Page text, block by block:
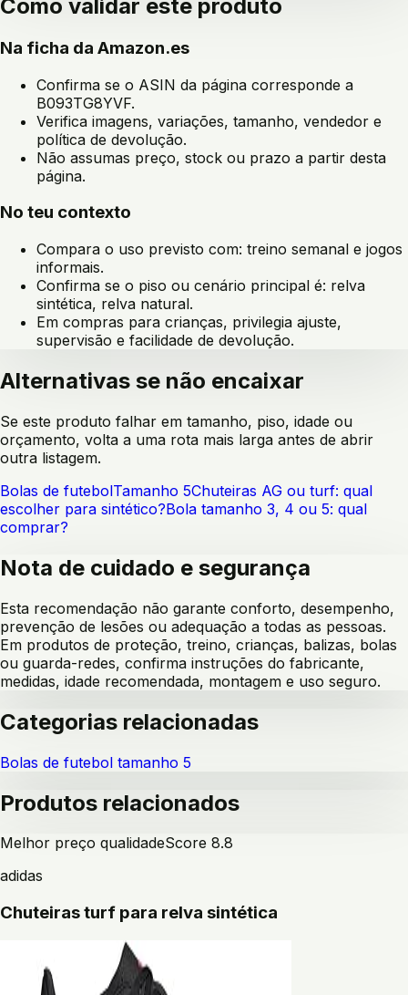
Como validar este produto
Na ficha da Amazon.es
Confirma se o ASIN da página corresponde a
B093TG8YVF.
Verifica imagens, variações, tamanho, vendedor e
política de devolução.
Não assumas preço, stock ou prazo a partir desta
página.
No teu contexto
Compara o uso previsto com: treino semanal e jogos
informais.
Confirma se o piso ou cenário principal é: relva
sintética, relva natural.
Em compras para crianças, privilegia ajuste,
supervisão e facilidade de devolução.
Alternativas se não encaixar
Se este produto falhar em tamanho, piso, idade ou
orçamento, volta a uma rota mais larga antes de abrir
outra listagem.
Bolas de futebolTamanho 5Chuteiras AG ou turf: qual
escolher para sintético?Bola tamanho 3, 4 ou 5: qual
comprar?
Nota de cuidado e segurança
Esta recomendação não garante conforto, desempenho,
prevenção de lesões ou adequação a todas as pessoas.
Em produtos de proteção, treino, crianças, balizas, bolas
ou guarda-redes, confirma instruções do fabricante,
medidas, idade recomendada, montagem e uso seguro.
Categorias relacionadas
Bolas de futebol tamanho 5
Produtos relacionados
Melhor preço qualidadeScore 8.8
adidas
Chuteiras turf para relva sintética